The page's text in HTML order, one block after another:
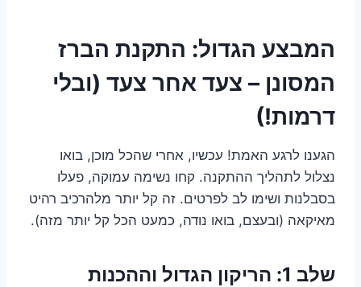
המבצע הגדול: התקנת הברז
המסונן – צעד אחר צעד (ובלי
דרמות!)
הגענו לרגע האמת! עכשיו, אחרי שהכל מוכן, בואו
נצלול לתהליך ההתקנה. קחו נשימה עמוקה, פעלו
בסבלנות ושימו לב לפרטים. זה קל יותר מלהרכיב רהיט
מאיקאה (ובעצם, בואו נודה, כמעט הכל קל יותר מזה).
שלב 1: הריקון הגדול וההכנות